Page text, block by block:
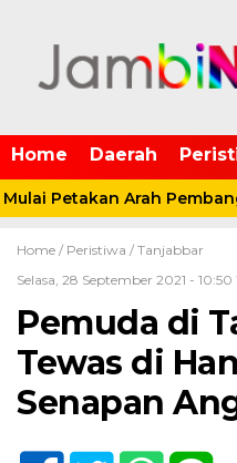
Home Daerah
Petakan Arah
Home / Peristiwa / Tanjabbar
Selasa, 28 September 2021 - 10:50
Pemuda di
Tewas di
Senapan